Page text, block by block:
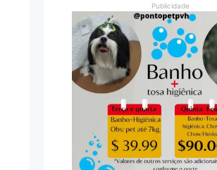
Publicidade